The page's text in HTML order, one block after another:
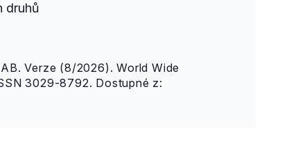
druhů
Verze (8/2026). World Wide
3029-8792. Dostupné z: